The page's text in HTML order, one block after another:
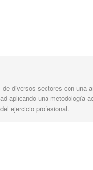
diversos sectores con una
aplicando una metodología
ejercicio profesional.